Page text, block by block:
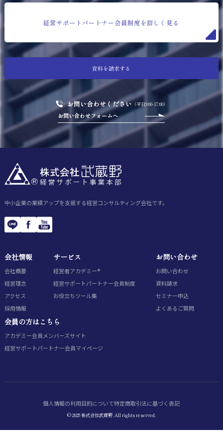
資料を請求する
お問い合わせください （平日9:00-17:00）
お問い合わせフォームへ
経営サポートパートナー会員制度を詳しく見る
中小企業の業績アップを支援する経営コンサルティング会社です。
会社情報
会社概要
経営理念
アクセス
採用情報
サービス
経営者アカデミー®
経営サポートパートナー会員制度
お役立ちツール集
お問い合わせ
お問い合わせ
資料請求
セミナー申込
よくあるご質問
会員の方はこちら
アカデミー会員 メンバーズサイト
経営サポートパートナー会員マイページ
個人情報の利用目的について特定商取引法に基づく表記
© 2025 株式会社武蔵野. All rights reserved.